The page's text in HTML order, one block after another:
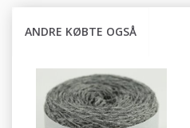
ANDRE KØBTE OGSÅ